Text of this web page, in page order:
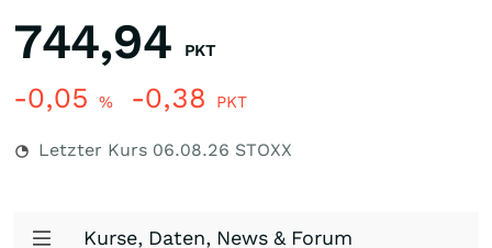
744,94 PKT
-0,05 % -0,38 PKT
Letzter Kurs 06.08.26 STOXX
Kurse, Daten, News & Forum